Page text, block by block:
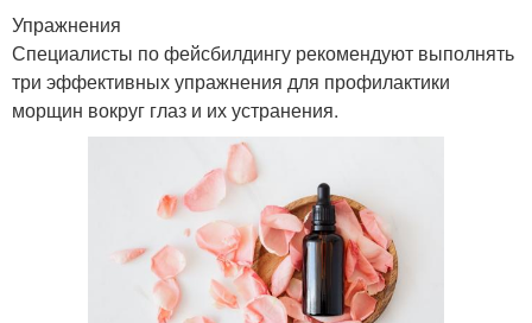
Упражнения
Специалисты по фейсбилдингу рекомендуют выполнять
три эффективных упражнения для профилактики
морщин вокруг глаз и их устранения.